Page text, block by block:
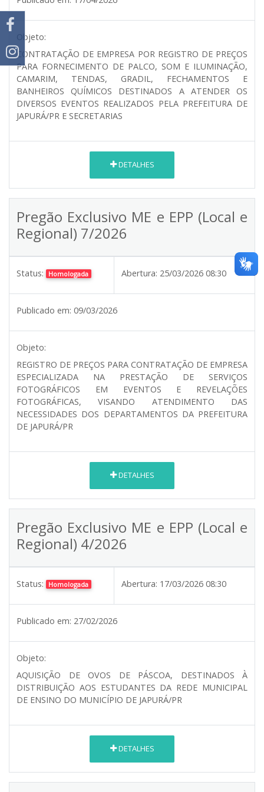
Objeto:
CONTRATAÇÃO DE EMPRESA POR REGISTRO DE PREÇOS
PARA FORNECIMENTO DE PALCO, SOM E ILUMINAÇÃO,
CAMARIM, TENDAS, GRADIL, FECHAMENTOS E
BANHEIROS QUÍMICOS DESTINADOS A ATENDER OS
DIVERSOS EVENTOS REALIZADOS PELA PREFEITURA DE
JAPURÁ/PR E SECRETARIAS
DETALHES
Pregão Exclusivo ME e EPP (Local e
Regional) 7/2026
Status: Homologada Abertura: 25/03/2026 08:30
Publicado em: 09/03/2026
Objeto:
REGISTRO DE PREÇOS PARA CONTRATAÇÃO DE EMPRESA
ESPECIALIZADA NA PRESTAÇÃO DE SERVIÇOS
FOTOGRÁFICOS EM EVENTOS E REVELAÇÕES
FOTOGRÁFICAS, VISANDO ATENDIMENTO DAS
NECESSIDADES DOS DEPARTAMENTOS DA PREFEITURA
DE JAPURÁ/PR
DETALHES
Pregão Exclusivo ME e EPP (Local e
Regional) 4/2026
Status: Homologada Abertura: 17/03/2026 08:30
Publicado em: 27/02/2026
Objeto:
AQUISIÇÃO DE OVOS DE PÁSCOA, DESTINADOS À
DISTRIBUIÇÃO AOS ESTUDANTES DA REDE MUNICIPAL
DE ENSINO DO MUNICÍPIO DE JAPURÁ/PR
DETALHES